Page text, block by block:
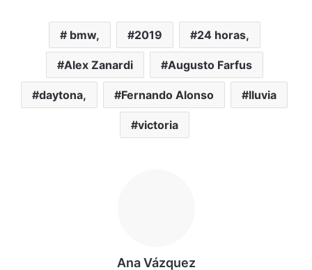
bmw, 2019 24 horas,
Alex Zanardi Augusto Farfus
daytona, Fernando Alonso lluvia
victoria
Ana Vázquez